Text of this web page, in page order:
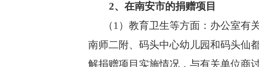
2、 在南安市的捐赠项目
（ 1）教育卫生等方面：办公室有
南师二附、码头中心幼儿园和码头仙
解捐赠项目实施情况，与有关单位商